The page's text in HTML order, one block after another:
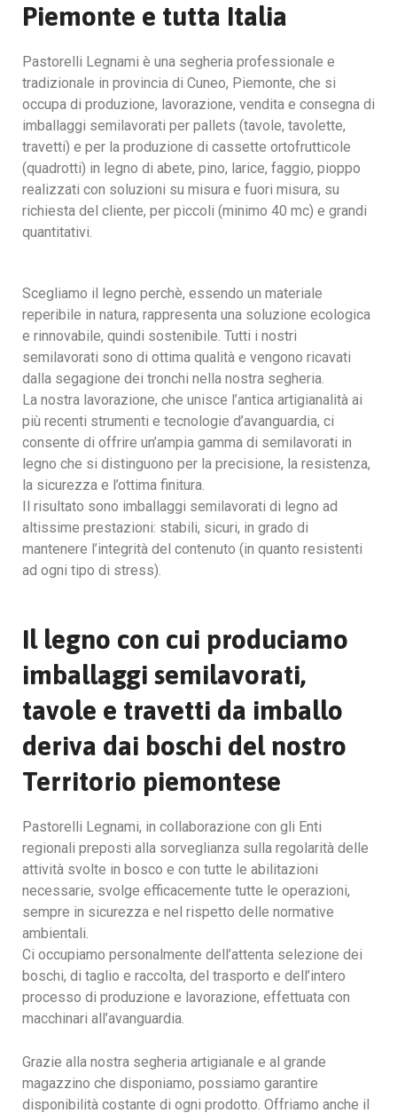
Piemonte e tutta Italia
Pastorelli Legnami è una segheria professionale e
tradizionale in provincia di Cuneo, Piemonte, che si
occupa di produzione, lavorazione, vendita e consegna di
imballaggi semilavorati per pallets (tavole, tavolette,
travetti) e per la produzione di cassette ortofrutticole
(quadrotti) in legno di abete, pino, larice, faggio, pioppo
realizzati con soluzioni su misura e fuori misura, su
richiesta del cliente, per piccoli (minimo 40 mc) e grandi
quantitativi.
Scegliamo il legno perchè, essendo un materiale
reperibile in natura, rappresenta una soluzione ecologica
e rinnovabile, quindi sostenibile. Tutti i nostri
semilavorati sono di ottima qualità e vengono ricavati
dalla segagione dei tronchi nella nostra segheria.
La nostra lavorazione, che unisce l’antica artigianalità ai
più recenti strumenti e tecnologie d’avanguardia, ci
consente di offrire un’ampia gamma di semilavorati in
legno che si distinguono per la precisione, la resistenza,
la sicurezza e l’ottima finitura.
Il risultato sono imballaggi semilavorati di legno ad
altissime prestazioni: stabili, sicuri, in grado di
mantenere l’integrità del contenuto (in quanto resistenti
ad ogni tipo di stress).
Il legno con cui produciamo
imballaggi semilavorati,
tavole e travetti da imballo
deriva dai boschi del nostro
Territorio piemontese
Pastorelli Legnami, in collaborazione con gli Enti
regionali preposti alla sorveglianza sulla regolarità delle
attività svolte in bosco e con tutte le abilitazioni
necessarie, svolge efficacemente tutte le operazioni,
sempre in sicurezza e nel rispetto delle normative
ambientali.
Ci occupiamo personalmente dell’attenta selezione dei
boschi, di taglio e raccolta, del trasporto e dell’intero
processo di produzione e lavorazione, effettuata con
macchinari all’avanguardia.
Grazie alla nostra segheria artigianale e al grande
magazzino che disponiamo, possiamo garantire
disponibilità costante di ogni prodotto. Offriamo anche il